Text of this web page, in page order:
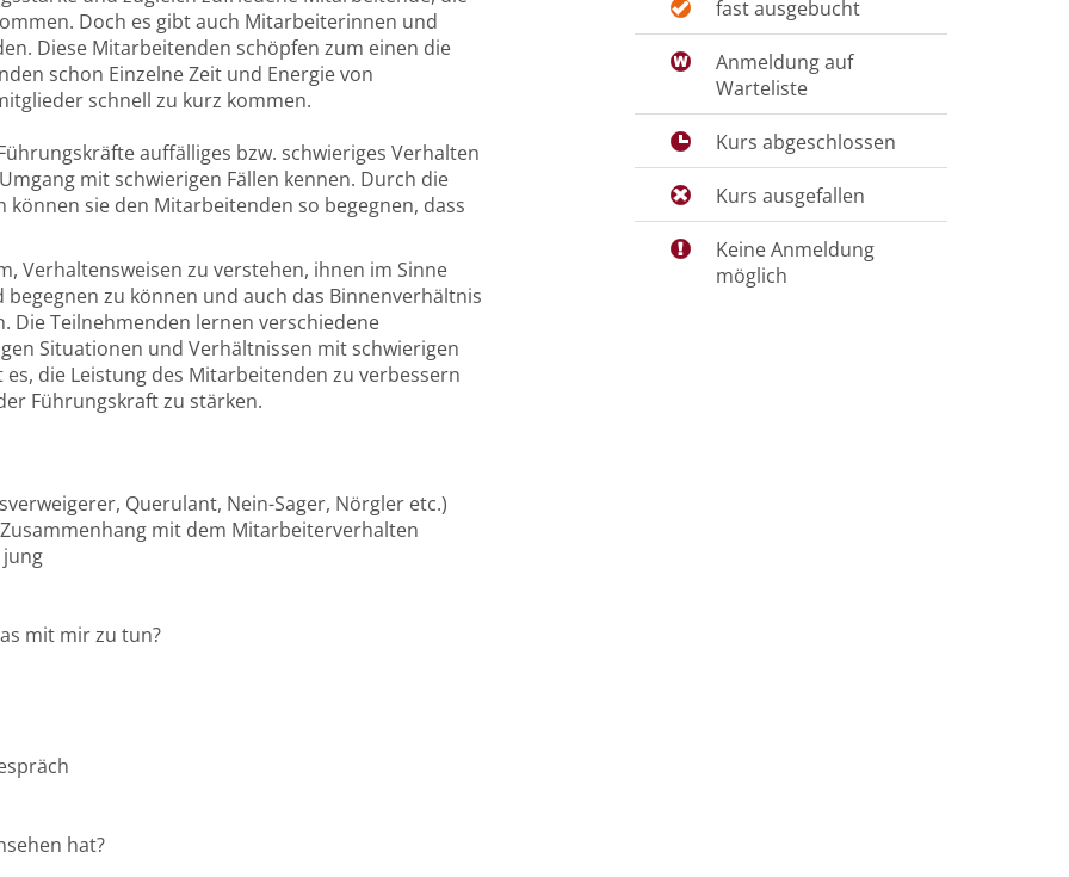
Doch es gibt auch Mitarbeiterinnen und
Diese Mitarbeitenden schöpfen zum einen die
schon Einzelne Zeit und Energie von
schnell zu kurz kommen.
auffälliges bzw. schwieriges Verhalten
mit schwierigen Fällen kennen. Durch die
sie den Mitarbeitenden so begegnen, dass
Verhaltensweisen zu verstehen, ihnen im Sinne
zu können und auch das Binnenverhältnis
Die Teilnehmenden lernen verschiedene
Situationen und Verhältnissen mit schwierigen
die Leistung des Mitarbeitenden zu verbessern
Führungskraft zu stärken.
Querulant, Nein-Sager, Nörgler etc.)
mit dem Mitarbeiterverhalten
mit mir zu tun?
hat?
fast ausgebucht
Anmeldung auf
Warteliste
Kurs abgeschlossen
Kurs ausgefallen
Keine Anmeldung
möglich